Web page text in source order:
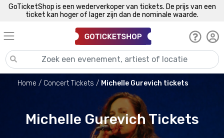
GoTicketShop is een wederverkoper van tickets. De prijs van een
ticket kan hoger of lager zijn dan de nominale waarde.
Home Concert Tickets Michelle Gurevich tickets
Michelle Gurevich Tickets